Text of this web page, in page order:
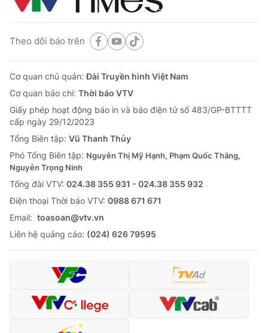
Theo dõi báo trên
Cơ quan chủ quản:Đài Truyền hình Việt Nam
Cơ quan báo chí: Thời báo VTV
Giấy phép hoạt động báo in và báo điện tử số 483/GP-BTTTT
cấp ngày 29/12/2023
Tổng Biên tập: Vũ Thanh Thủy
Phó Tổng Biên tập: Nguyễn Thị Mỹ Hạnh, Phạm Quốc Thắng,
Nguyễn Trọng Ninh
Tổng đài VTV: 024.38 355 931 - 024.38 355 932
Ðiện thoại Thời báo VTV: 0988 671 671
Email: toasoan@vtv.vn
Liên hệ quảng cáo: (024) 626 79595